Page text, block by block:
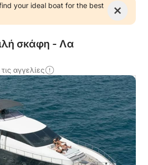
your ideal boat for the best
σκάφη - Λα
αγγελίες